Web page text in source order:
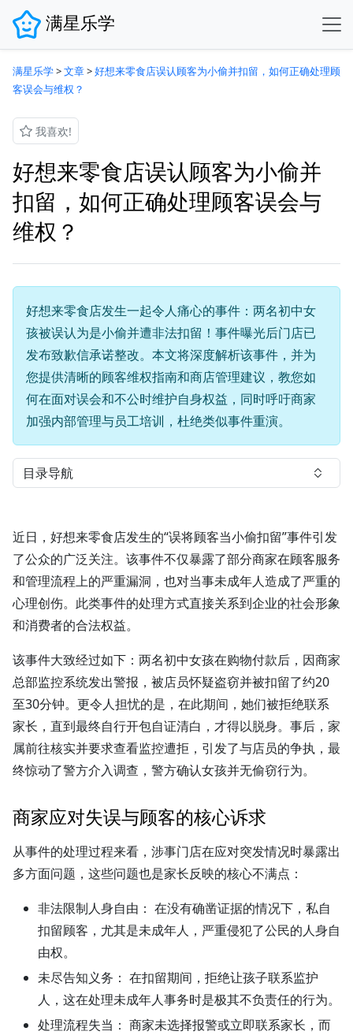
满星乐学
满星乐学>文章>好想来零食店误认顾客为小偷并扣留，如何正确处理顾
客误会与维权？
我喜欢!
好想来零食店误认顾客为小偷并
扣留，如何正确处理顾客误会与
维权？
好想来零食店发生一起令人痛心的事件：两名初中女
孩被误认为是小偷并遭非法扣留！事件曝光后门店已
发布致歉信承诺整改。本文将深度解析该事件，并为
您提供清晰的顾客维权指南和商店管理建议，教您如
何在面对误会和不公时维护自身权益，同时呼吁商家
加强内部管理与员工培训，杜绝类似事件重演。
目录导航
近日，好想来零食店发生的“误将顾客当小偷扣留”事件引发
了公众的广泛关注。该事件不仅暴露了部分商家在顾客服务
和管理流程上的严重漏洞，也对当事未成年人造成了严重的
心理创伤。此类事件的处理方式直接关系到企业的社会形象
和消费者的合法权益。
该事件大致经过如下：两名初中女孩在购物付款后，因商家
总部监控系统发出警报，被店员怀疑盗窃并被扣留了约20
至30分钟。更令人担忧的是，在此期间，她们被拒绝联系
家长，直到最终自行开包自证清白，才得以脱身。事后，家
属前往核实并要求查看监控遭拒，引发了与店员的争执，最
终惊动了警方介入调查，警方确认女孩并无偷窃行为。
商家应对失误与顾客的核心诉求
从事件的处理过程来看，涉事门店在应对突发情况时暴露出
多方面问题，这些问题也是家长反映的核心不满点：
非法限制人身自由： 在没有确凿证据的情况下，私自
扣留顾客，尤其是未成年人，严重侵犯了公民的人身自
由权。
未尽告知义务： 在扣留期间，拒绝让孩子联系监护
人，这在处理未成年人事务时是极其不负责任的行为。
处理流程失当： 商家未选择报警或立即联系家长，而